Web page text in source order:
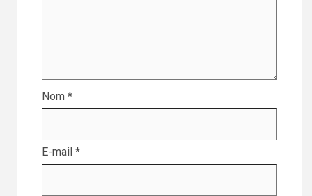
Nom *
E-mail *